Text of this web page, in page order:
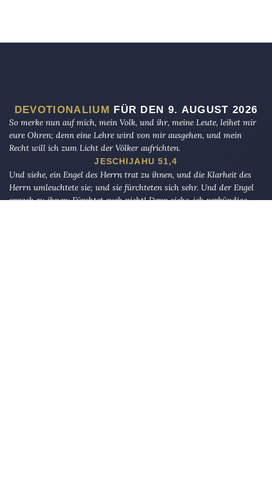
DEVOTIONALIUM FÜR DEN 9. AUGUST 2026
So merke nun auf mich, mein Volk, und ihr, meine Leute, leihet mir
eure Ohren; denn eine Lehre wird von mir ausgehen, und mein
Recht will ich zum Licht der Völker aufrichten.
JESCHIJAHU 51,4
Und siehe, ein Engel des Herrn trat zu ihnen, und die Klarheit des
Herrn umleuchtete sie; und sie fürchteten sich sehr. Und der Engel
sprach zu ihnen: Fürchtet euch nicht! Denn siehe, ich verkündige